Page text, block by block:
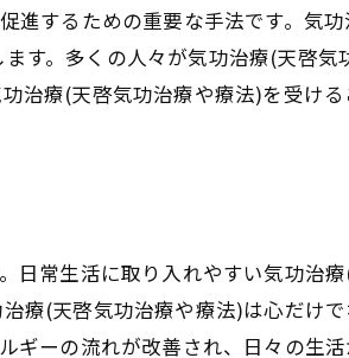
の関係を解説
の違いを理解する
療や療法)とは
)の取り入れ方
とそのメリット
)の頻度を知る
するための重要な手法です。気
す。多くの人々が気功治療(天啓気
治療(天啓気功治療や療法)を受け
常生活に取り入れやすい気功治
療(天啓気功治療や療法)は心だけ
ーの流れが改善され、日々の生